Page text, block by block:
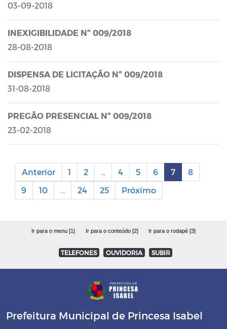
03-09-2018
INEXIGIBILIDADE Nº 009/2018
28-08-2018
DISPENSA DE LICITAÇÃO Nº 009/2018
31-08-2018
PREGÃO PRESENCIAL Nº 009/2018
23-02-2018
Anterior 1 2 ... 4 5 6 7
8
9
10 ... 24 25 Próximo
Ir para o menu [1] Ir para o conteúdo [2] Ir para o rodapé [3]
TELEFONES OUVIDORIA SUBIR
Prefeitura Municipal de Princesa Isabel